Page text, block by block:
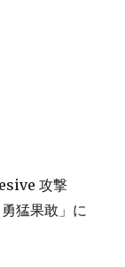
攻撃
猛果敢」に